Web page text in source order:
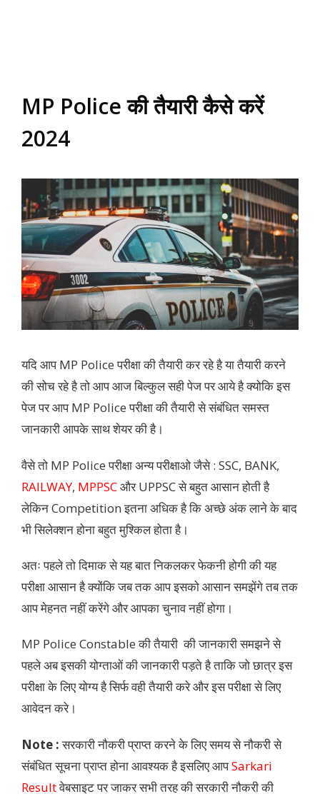
MP Police की तैयारी कैसे करें
2024
यदि आप MP Police परीक्षा की तैयारी कर रहे है या तैयारी करने
की सोच रहे है तो आप आज बिल्कुल सही पेज पर आये है क्योकि इस
पेज पर आप MP Police परीक्षा की तैयारी से संबंधित समस्त
जानकारी आपके साथ शेयर की है।
वैसे तो MP Police परीक्षा अन्य परीक्षाओ जैसे : SSC, BANK,
RAILWAY, MPPSCऔर UPPSC से बहुत आसान होती है
लेकिन Competition इतना अधिक है कि अच्छे अंक लाने के बाद
भी सिलेक्शन होना बहुत मुश्किल होता है।
अतः पहले तो दिमाक से यह बात निकलकर फेकनी होगी की यह
परीक्षा आसान है क्योंकि जब तक आप इसको आसान समझेंगे तब तक
आप मेहनत नहीं करेंगे और आपका चुनाव नहीं होगा।
MP Police Constable की तैयारी की जानकारी समझने से
पहले अब इसकी योग्ताओं की जानकारी पड़ते है ताकि जो छात्र इस
परीक्षा के लिए योग्य है सिर्फ वही तैयारी करे और इस परीक्षा से लिए
आवेदन करे।
Note :सरकारी नौकरी प्राप्त करने के लिए समय से नौकरी से
संबंधित सूचना प्राप्त होना आवश्यक है इसलिए आपSarkari
Resultवेबसाइट पर जाकर सभी तरह की सरकारी नौकरी की